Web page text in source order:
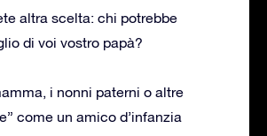
altra scelta: chi potrebbe
di voi vostro papà?
i nonni paterni o altre
come un amico d’infanzia